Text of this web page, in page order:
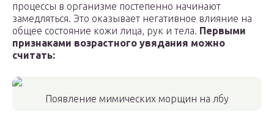
процессы в организме постепенно начинают
замедляться. Это оказывает негативное влияние на
общее состояние кожи лица, рук и тела. Первыми
признаками возрастного увядания можно
считать:
Появление мимических морщин на лбу